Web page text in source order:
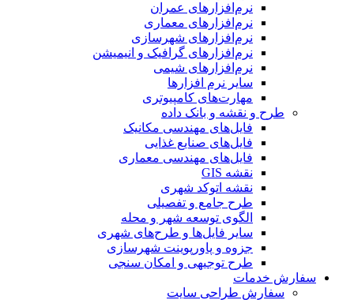
نرم‌افزارهای عمران
نرم‌افزارهای معماری
نرم‌افزارهای شهرسازی
نرم‌افزارهای گرافیک و انیمیشن
نرم‌افزارهای شیمی
سایر نرم افزارها
مهارت‌های کامپیوتری
طرح و نقشه و بانک داده
فایل‌های مهندسی مکانیک
فایل‌های صنایع غذایی
فایل‌های مهندسی معماری
نقشه GIS
نقشه اتوکد شهری
طرح جامع و تفصیلی
الگوی توسعه شهر و محله
سایر فایل‌ها و طرح‌های شهری
جزوه و پاورپوینت شهرسازی
طرح توجیهی و امکان سنجی
سفارش خدمات
سفارش طراحی سایت